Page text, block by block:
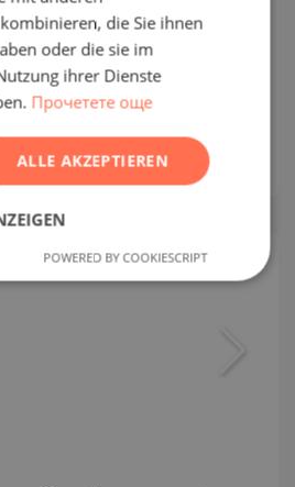
Balchik und
Kavarna
/ BULGARIEN
1 052 €/m2
ROMANIAN
die Sie ihnen
oder die sie im
ihrer Dienste
Прочетете още
ALLE AKZEPTIEREN
POWERED BY COOKIESCRIPT